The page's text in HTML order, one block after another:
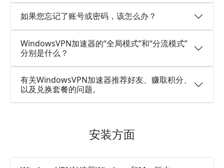
如果您忘记了账号或密码，该怎么办？
WindowsVPN加速器的“全局模式”和“分流模式”
分别是什么？
有关WindowsVPN加速器推荐好友、赚取积分、
以及兑换套餐的问题。
安装方面